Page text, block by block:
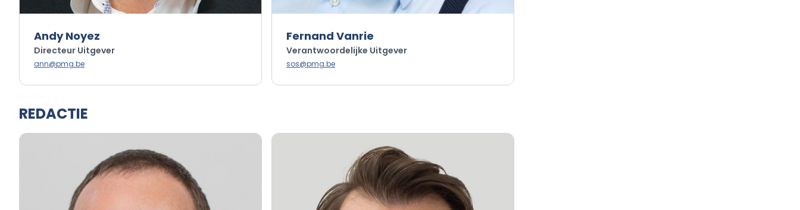
Andy Noyez
Directeur Uitgever
ann@pmg.be
Fernand Vanrie
Verantwoordelijke Uitgever
sos@pmg.be
REDACTIE